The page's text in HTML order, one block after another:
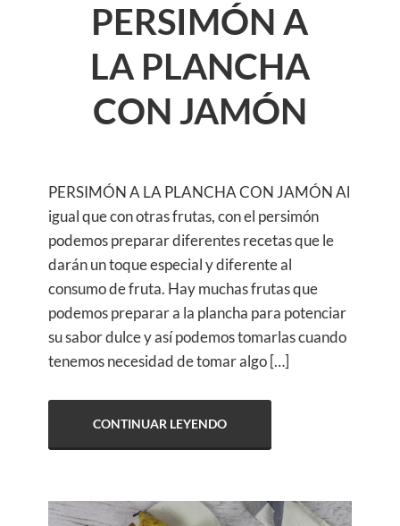
PERSIMÓN A
LA PLANCHA
CON JAMÓN
PERSIMÓN A LA PLANCHA CON JAMÓN Al
igual que con otras frutas, con el persimón
podemos preparar diferentes recetas que le
darán un toque especial y diferente al
consumo de fruta. Hay muchas frutas que
podemos preparar a la plancha para potenciar
su sabor dulce y así podemos tomarlas cuando
tenemos necesidad de tomar algo […]
CONTINUAR LEYENDO